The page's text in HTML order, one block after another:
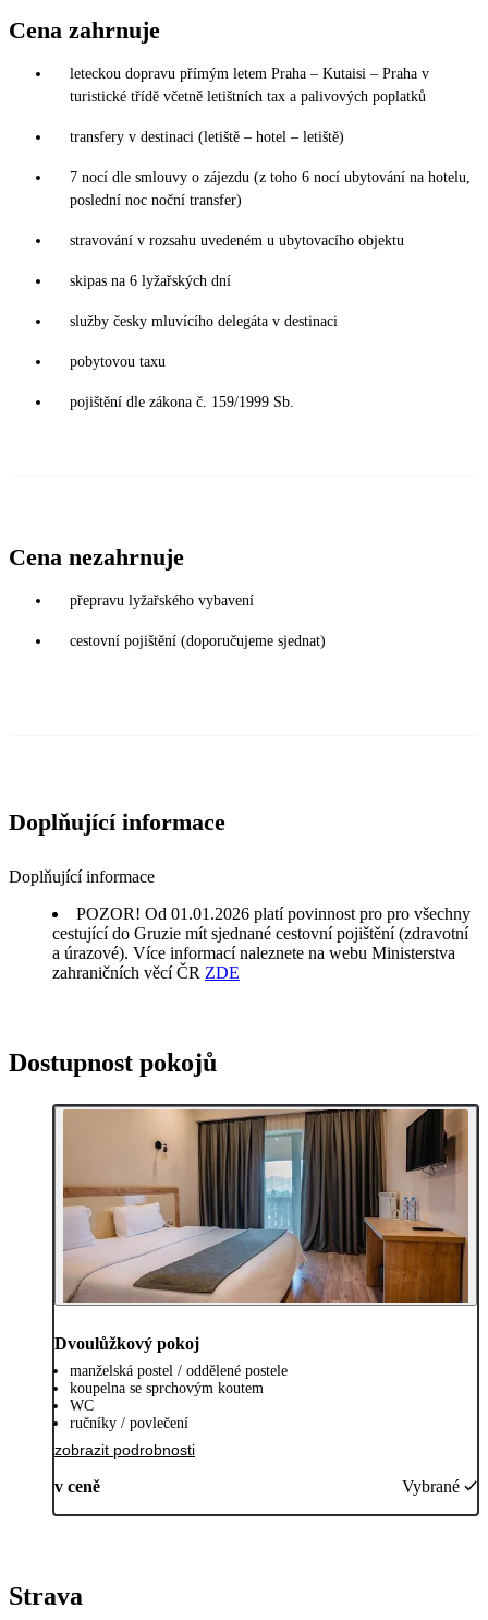
Cena zahrnuje
leteckou dopravu přímým letem Praha – Kutaisi – Praha v
turistické třídě včetně letištních tax a palivových poplatků
transfery v destinaci (letiště – hotel – letiště)
7 nocí dle smlouvy o zájezdu (z toho 6 nocí ubytování na hotelu,
poslední noc noční transfer)
stravování v rozsahu uvedeném u ubytovacího objektu
skipas na 6 lyžařských dní
služby česky mluvícího delegáta v destinaci
pobytovou taxu
pojištění dle zákona č. 159/1999 Sb.
Cena nezahrnuje
přepravu lyžařského vybavení
cestovní pojištění (doporučujeme sjednat)
Doplňující informace
Doplňující informace
POZOR! Od 01.01.2026 platí povinnost pro pro všechny
cestující do Gruzie mít sjednané cestovní pojištění (zdravotní
a úrazové). Více informací naleznete na webu Ministerstva
zahraničních věcí ČR ZDE
Dostupnost pokojů
Dvoulůžkový pokoj
manželská postel / oddělené postele
koupelna se sprchovým koutem
WC
ručníky / povlečení
zobrazit podrobnosti
v ceně Vybrané
Strava